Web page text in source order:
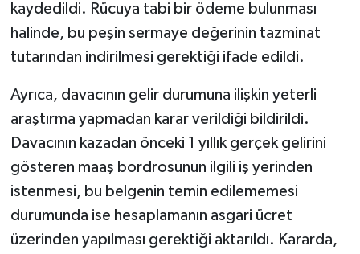
kaydedildi. Rücuya tabi bir ödeme bulunması
halinde, bu peşin sermaye değerinin tazminat
tutarından indirilmesi gerektiği ifade edildi.
Ayrıca, davacının gelir durumuna ilişkin yeterli
araştırma yapmadan karar verildiği bildirildi.
Davacının kazadan önceki 1 yıllık gerçek gelirini
gösteren maaş bordrosunun ilgili iş yerinden
istenmesi, bu belgenin temin edilememesi
durumunda ise hesaplamanın asgari ücret
üzerinden yapılması gerektiği aktarıldı. Kararda,